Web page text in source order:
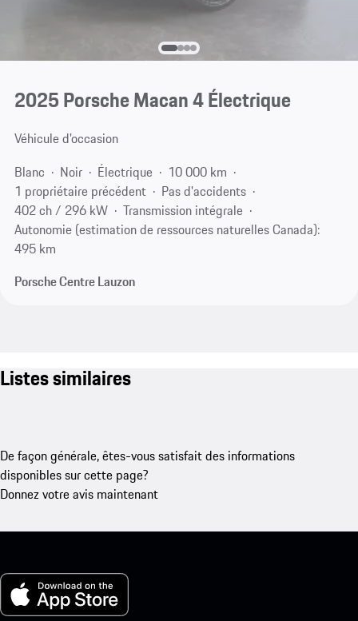
2025 Porsche Macan 4 Électrique
Véhicule d'occasion
Blanc
Noir Électrique
10 000 km
1 propriétaire précédent
Pas d'accidents
402 ch / 296 kW
Transmission intégrale
Autonomie (estimation de ressources naturelles Canada):
495 km
Porsche Centre Lauzon
Listes similaires
De façon générale, êtes-vous satisfait des informations
disponibles sur cette page?
Donnez votre avis maintenant